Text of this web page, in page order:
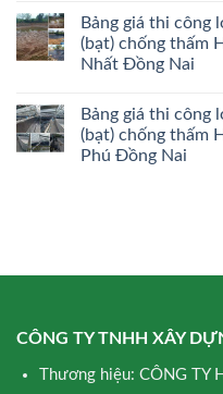
Bảng giá thi công
(bạt) chống thấm
Nhất Đồng Nai
Bảng giá thi công
(bạt) chống thấm
Phú Đồng Nai
CÔNG TY TNHH XÂY
Thương hiệu: CÔNG TY